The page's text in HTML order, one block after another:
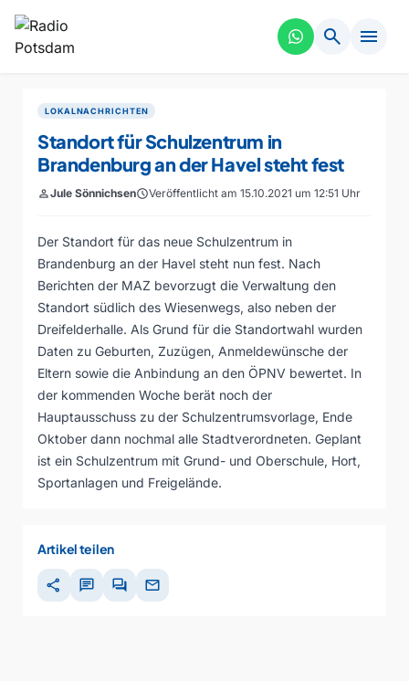
search menu
LOKALNACHRICHTEN
Standort für Schulzentrum in
Brandenburg an der Havel steht fest
personJule SönnichsenscheduleVeröffentlicht am 15.10.2021 um 12:51 Uhr
Der Standort für das neue Schulzentrum in
Brandenburg an der Havel steht nun fest. Nach
Berichten der MAZ bevorzugt die Verwaltung den
Standort südlich des Wiesenwegs, also neben der
Dreifelderhalle. Als Grund für die Standortwahl wurden
Daten zu Geburten, Zuzügen, Anmeldewünsche der
Eltern sowie die Anbindung an den ÖPNV bewertet. In
der kommenden Woche berät noch der
Hauptausschuss zu der Schulzentrumsvorlage, Ende
Oktober dann nochmal alle Stadtverordneten. Geplant
ist ein Schulzentrum mit Grund- und Oberschule, Hort,
Sportanlagen und Freigelände.
Artikel teilen
share chat forum mail